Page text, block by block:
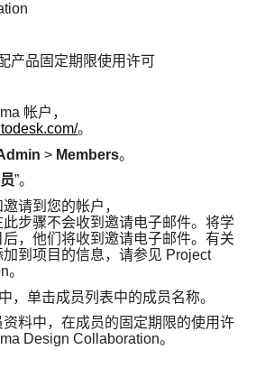
产品固定期限使用许可
帐户，
。
> Members。
”。
请到您的帐户，
此步骤不会收到邀请电子邮件。将学
，他们将收到邀请电子邮件。有关
到项目的信息，请参见 Project
。
，单击成员列表中的成员名称。
料中，在成员的固定期限的使用许
Design Collaboration。